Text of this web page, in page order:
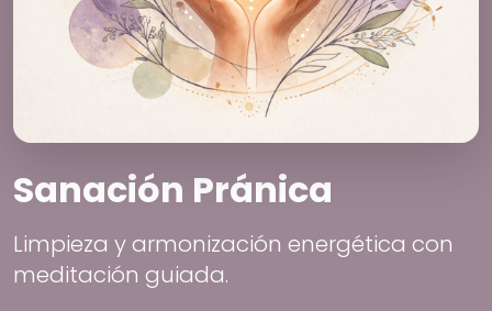
Sanación Pránica
Limpieza y armonización energética con
meditación guiada.